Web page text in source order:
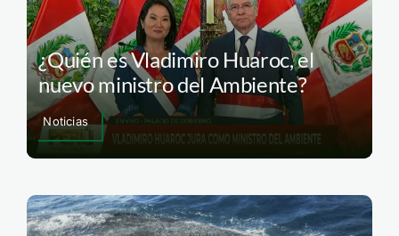
¿Quién es Vladimiro Huaroc, el
nuevo ministro del Ambiente?
Noticias